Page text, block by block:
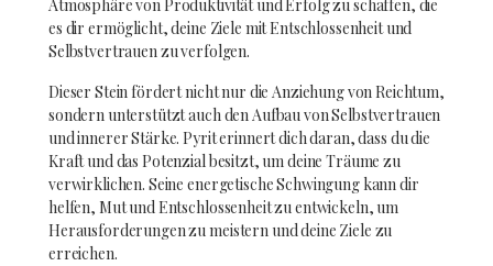
Atmosphäre von Produktivität und Erfolg zu schaffen, die
es dir ermöglicht, deine Ziele mit Entschlossenheit und
Selbstvertrauen zu verfolgen.
Dieser Stein fördert nicht nur die Anziehung von Reichtum,
sondern unterstützt auch den Aufbau von Selbstvertrauen
und innerer Stärke. Pyrit erinnert dich daran, dass du die
Kraft und das Potenzial besitzt, um deine Träume zu
verwirklichen. Seine energetische Schwingung kann dir
helfen, Mut und Entschlossenheit zu entwickeln, um
Herausforderungen zu meistern und deine Ziele zu
erreichen.